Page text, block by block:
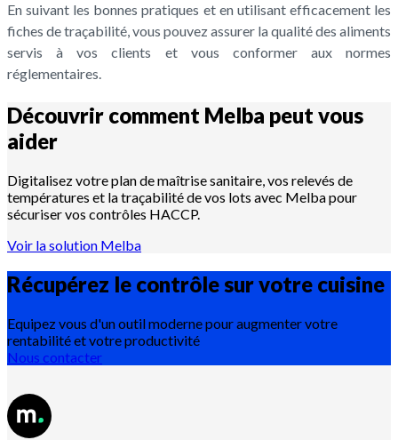
En suivant les bonnes pratiques et en utilisant efficacement les
fiches de traçabilité, vous pouvez assurer la qualité des aliments
servis à vos clients et vous conformer aux normes
réglementaires.
Découvrir comment Melba peut vous
aider
Digitalisez votre plan de maîtrise sanitaire, vos relevés de
températures et la traçabilité de vos lots avec Melba pour
sécuriser vos contrôles HACCP.
Voir la solution Melba
Récupérez le contrôle sur votre cuisine
Equipez vous d'un outil moderne pour augmenter votre
rentabilité et votre productivité
Nous contacter